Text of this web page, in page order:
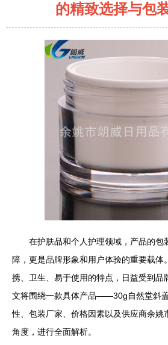
的精致选择与包
在护肤品和个人护理领域，产品的包
障，更是品牌形象和用户体验的重要载体
携、卫生、易于使用的特点，日益受到品
文将围绕一款具体产品——30g自然堂斜
性、包装厂家、价格因素以及供应商余姚
角度，进行全面解析。